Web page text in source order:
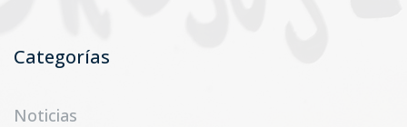
Categorías
Noticias